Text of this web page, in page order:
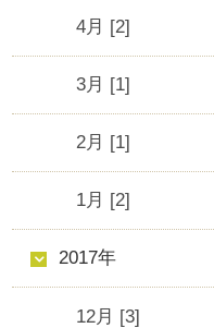
4月 [2]
3月 [1]
2月 [1]
1月 [2]
2017年
12月 [3]